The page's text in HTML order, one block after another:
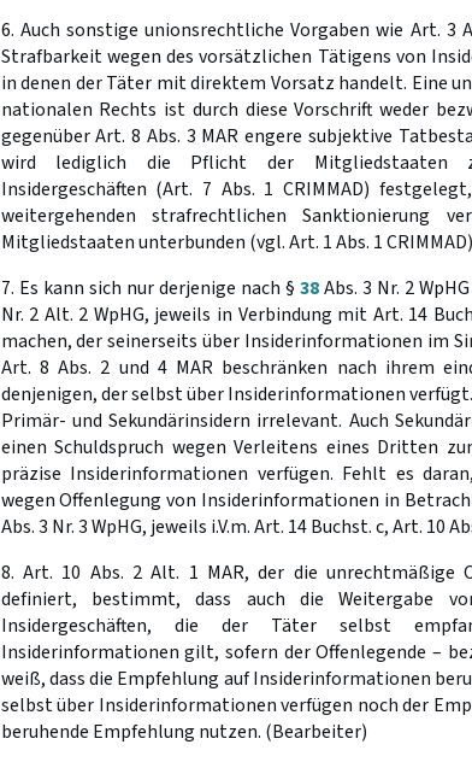
6. Auch sonstige unionsrechtliche Vorgaben wie Art. 3
Strafbarkeit wegen des vorsätzlichen Tätigens von
in denen der Täter mit direktem Vorsatz handelt. Eine
nationalen Rechts ist durch diese Vorschrift weder
gegenüber Art. 8 Abs. 3 MAR engere subjektive
wird lediglich die Pflicht der Mitgliedstaaten
Insidergeschäften (Art. 7 Abs. 1 CRIMMAD)
weitergehenden strafrechtlichen Sanktionierung
Mitgliedstaaten unterbunden (vgl. Art. 1 Abs. 1
7. Es kann sich nur derjenige nach §38Abs. 3 Nr. 2
Nr. 2 Alt. 2 WpHG, jeweils in Verbindung mit Art. 14
machen, der seinerseits über Insiderinformationen im
Art. 8 Abs. 2 und 4 MAR beschränken nach ihrem
denjenigen, der selbst über Insiderinformationen
Primär- und Sekundärinsidern irrelevant. Auch
einen Schuldspruch wegen Verleitens eines Dritten
präzise Insiderinformationen verfügen. Fehlt es
wegen Offenlegung von Insiderinformationen in
Abs. 3 Nr. 3 WpHG, jeweils i.V.m. Art. 14 Buchst. c, Art. 10
8. Art. 10 Abs. 2 Alt. 1 MAR, der die unrechtmäßige
definiert, bestimmt, dass auch die Weitergabe
Insidergeschäften, die der Täter selbst
Insiderinformationen gilt, sofern der Offenlegende –
weiß, dass die Empfehlung auf Insiderinformationen
selbst über Insiderinformationen verfügen noch der
beruhende Empfehlung nutzen. (Bearbeiter)